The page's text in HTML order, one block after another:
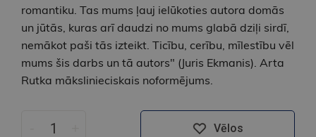
romantiku. Tas mums ļauj ielūkoties autora domās
un jūtās, kuras arī daudzi no mums glabā dziļi sirdī,
nemākot paši tās izteikt. Ticību, cerību, mīlestību vēl
mums šis darbs un tā autors" (Juris Ekmanis). Arta
Rutka mākslinieciskais noformējums.
Vēlos